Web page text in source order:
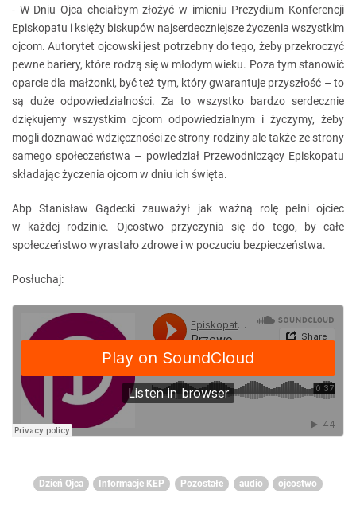
- W Dniu Ojca chciałbym złożyć w imieniu Prezydium Konferencji
Episkopatu i księży biskupów najserdeczniejsze życzenia wszystkim
ojcom. Autorytet ojcowski jest potrzebny do tego, żeby przekroczyć
pewne bariery, które rodzą się w młodym wieku. Poza tym stanowić
oparcie dla małżonki, być też tym, który gwarantuje przyszłość – to
są duże odpowiedzialności. Za to wszystko bardzo serdecznie
dziękujemy wszystkim ojcom odpowiedzialnym i życzymy, żeby
mogli doznawać wdzięczności ze strony rodziny ale także ze strony
samego społeczeństwa – powiedział Przewodniczący Episkopatu
składając życzenia ojcom w dniu ich święta.
Abp Stanisław Gądecki zauważył jak ważną rolę pełni ojciec
w każdej rodzinie. Ojcostwo przyczynia się do tego, by całe
społeczeństwo wyrastało zdrowe i w poczuciu bezpieczeństwa.
Posłuchaj:
Dzień Ojca Informacje KEP Pozostałe audio ojcostwo